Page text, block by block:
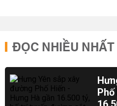
ĐỌC NHIỀU NHẤT